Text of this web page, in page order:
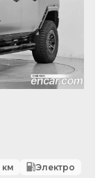
км
Электро